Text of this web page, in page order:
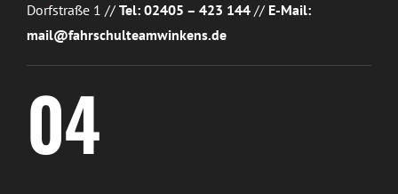
Dorfstraße 1 // Tel: 02405 – 423 144// E-Mail:
mail@fahrschulteamwinkens.de
04